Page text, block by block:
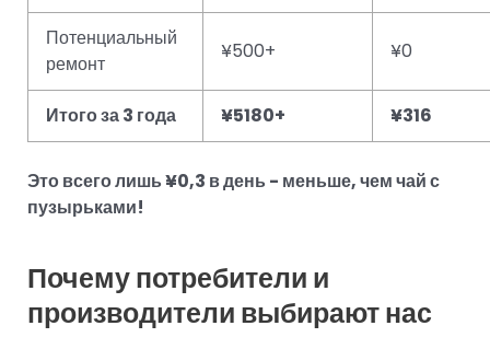
Потенциальный
ремонт
¥500+ ¥0
Итого за 3 года ¥5180+ ¥316
Это всего лишь ¥0,3 в день - меньше, чем чай с
пузырьками!
Почему потребители и
производители выбирают нас